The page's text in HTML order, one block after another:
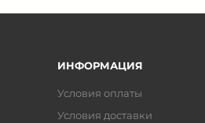
ИНФОРМАЦИЯ
Условия оплаты
Условия доставки